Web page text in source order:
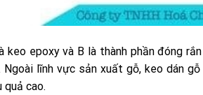
keo epoxy và B là thành phần đóng
lĩnh vực sản xuất gỗ, keo dán
quả cao.